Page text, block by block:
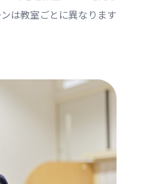
は教室ごとに異なります